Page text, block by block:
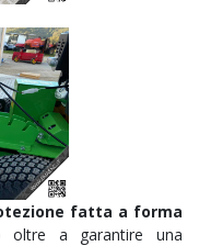
fatta a forma
oltre a garantire una